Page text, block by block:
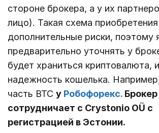
стороне брокера, а у их
лицо). Такая схема
дополнительные риски, поэтому
предварительно уточнять у
будет храниться криптовалюта,
надежность кошелька.
часть BTC у Робофорекс. Брокер
сотрудничает с Crystonio OÜ с
регистрацией в Эстонии.